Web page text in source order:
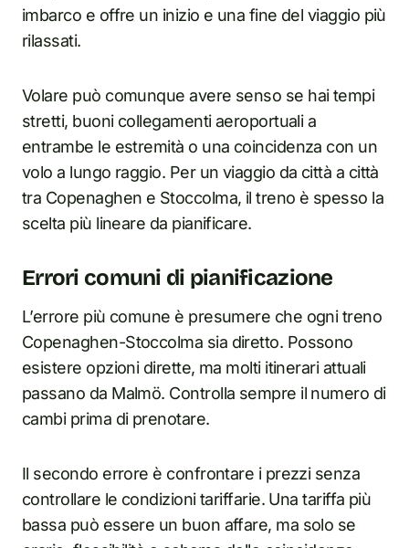
imbarco e offre un inizio e una fine del viaggio più
rilassati.
Volare può comunque avere senso se hai tempi
stretti, buoni collegamenti aeroportuali a
entrambe le estremità o una coincidenza con un
volo a lungo raggio. Per un viaggio da città a città
tra Copenaghen e Stoccolma, il treno è spesso la
scelta più lineare da pianificare.
Errori comuni di pianificazione
L’errore più comune è presumere che ogni treno
Copenaghen-Stoccolma sia diretto. Possono
esistere opzioni dirette, ma molti itinerari attuali
passano da Malmö. Controlla sempre il numero di
cambi prima di prenotare.
Il secondo errore è confrontare i prezzi senza
controllare le condizioni tariffarie. Una tariffa più
bassa può essere un buon affare, ma solo se